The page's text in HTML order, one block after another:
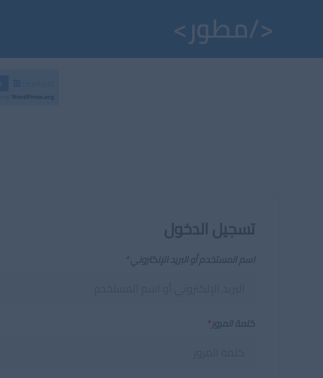
تسجيل الدخول
اسم المستخدم أو البريد الإلكتروني*
كلمة المرور*